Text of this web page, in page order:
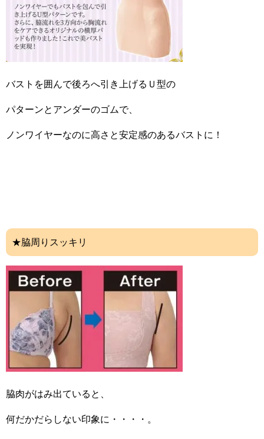
バストを囲んで後ろへ引き上げるＵ型の
パターンとアンダーのゴムで、
ノンワイヤーなのに高さと安定感のあるバストに！
★脇周りスッキリ
脇肉がはみ出ていると、
何だかだらしない印象に・・・・。